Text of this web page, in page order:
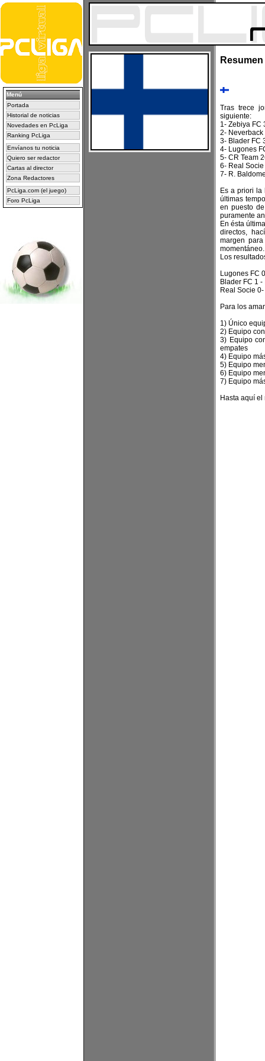
Menú
Portada
Historial de noticias
Novedades en PcLiga
Ranking PcLiga
Envíanos tu noticia
Quiero ser redactor
Cartas al director
Zona Redactores
PcLiga.com (el juego)
Foro PcLiga
Tras trece
siguiente:
1- Zebiya FC
2- Neverback
3- Blader FC
4- Lugones
5- CR Team
6- Real
7- R.
Es a priori la
últimas
en puesto
puramente
En ésta
directos,
margen
momentáneo.
Los
Lugones FC
Blader FC 1
Real Socie
Para los
1) Único
2) Equipo
3) Equipo
empates
4) Equipo
5) Equipo
6) Equipo
7) Equipo
Hasta aquí